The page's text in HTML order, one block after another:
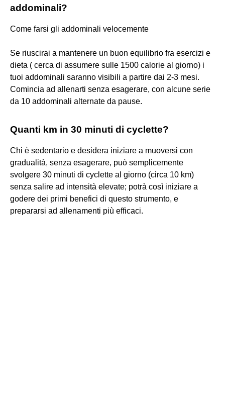
addominali?
Come farsi gli addominali velocemente
Se riuscirai a mantenere un buon equilibrio fra esercizi e
dieta ( cerca di assumere sulle 1500 calorie al giorno) i
tuoi addominali saranno visibili a partire dai 2-3 mesi.
Comincia ad allenarti senza esagerare, con alcune serie
da 10 addominali alternate da pause.
Quanti km in 30 minuti di cyclette?
Chi è sedentario e desidera iniziare a muoversi con
gradualità, senza esagerare, può semplicemente
svolgere 30 minuti di cyclette al giorno (circa 10 km)
senza salire ad intensità elevate; potrà così iniziare a
godere dei primi benefici di questo strumento, e
prepararsi ad allenamenti più efficaci.